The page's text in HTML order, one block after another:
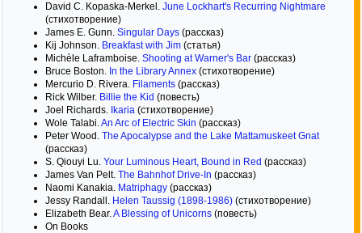
David C. Kopaska-Merkel. June Lockhart's Recurring Nightmare
(стихотворение)
James E. Gunn. Singular Days (рассказ)
Kij Johnson. Breakfast with Jim (статья)
Michèle Laframboise. Shooting at Warner's Bar (рассказ)
Bruce Boston. In the Library Annex (стихотворение)
Mercurio D. Rivera. Filaments (рассказ)
Rick Wilber. Billie the Kid (повесть)
Joel Richards. Ikaria (стихотворение)
Wole Talabi.An Arc of Electric Skin (рассказ)
Peter Wood. The Apocalypse and the Lake Mattamuskeet Gnat
(рассказ)
S. Qiouyi Lu. Your Luminous Heart, Bound in Red (рассказ)
James Van Pelt. The Bahnhof Drive-In (рассказ)
Naomi Kanakia. Matriphagy (рассказ)
Jessy Randall. Helen Taussig (1898-1986) (стихотворение)
Elizabeth Bear.A Blessing of Unicorns (повесть)
On Books